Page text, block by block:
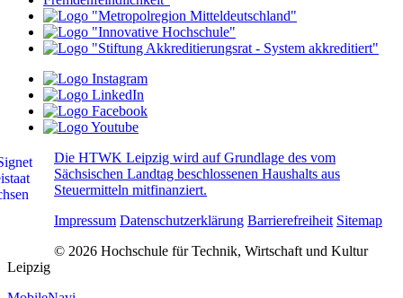
Die HTWK Leipzig wird auf Grundlage des vom
Sächsischen Landtag beschlossenen Haushalts aus
Steuermitteln mitfinanziert.
Impressum Datenschutzerklärung Barrierefreiheit Sitemap
© 2026 Hochschule für Technik, Wirtschaft und Kultur
Leipzig